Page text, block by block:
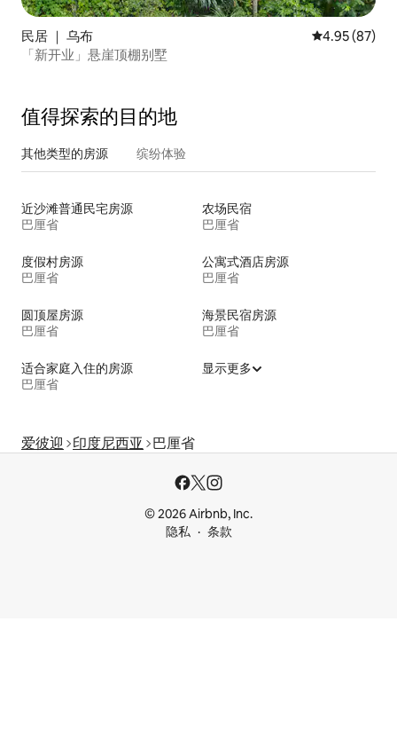
民居 ｜ 乌布 平均评分
4.95 (87)
「新开业」悬崖顶棚别墅
值得探索的目的地
其他类型的房源 缤纷体验
近沙滩普通民宅房源
巴厘省
农场民宿
巴厘省
度假村房源
巴厘省
公寓式酒店房源
巴厘省
圆顶屋房源
巴厘省
海景民宿房源
巴厘省
适合家庭入住的房源
巴厘省
显示更多
爱彼迎 印度尼西亚 巴厘省
© 2026 Airbnb, Inc.
隐私
条款